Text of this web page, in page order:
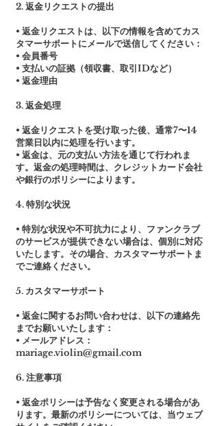
2. 返金リクエストの提出
• 返金リクエストは、以下の情報を含めてカス
タマーサポートにメールで送信してください：
• 会員番号
• 支払いの証拠（領収書、取引IDなど）
• 返金理由
3. 返金処理
• 返金リクエストを受け取った後、通常7〜14
営業日以内に処理を行います。
• 返金は、元の支払い方法を通じて行われま
す。返金の処理時間は、クレジットカード会社
や銀行のポリシーによります。
4. 特別な状況
• 特別な状況や不可抗力により、ファンクラブ
のサービスが提供できない場合は、個別に対応
いたします。その場合、カスタマーサポートま
でご連絡ください。
5. カスタマーサポート
• 返金に関するお問い合わせは、以下の連絡先
までお願いいたします：
• メールアドレス：
mariage.violin@gmail.com
6. 注意事項
• 返金ポリシーは予告なく変更される場合があ
ります。最新のポリシーについては、当ウェブ